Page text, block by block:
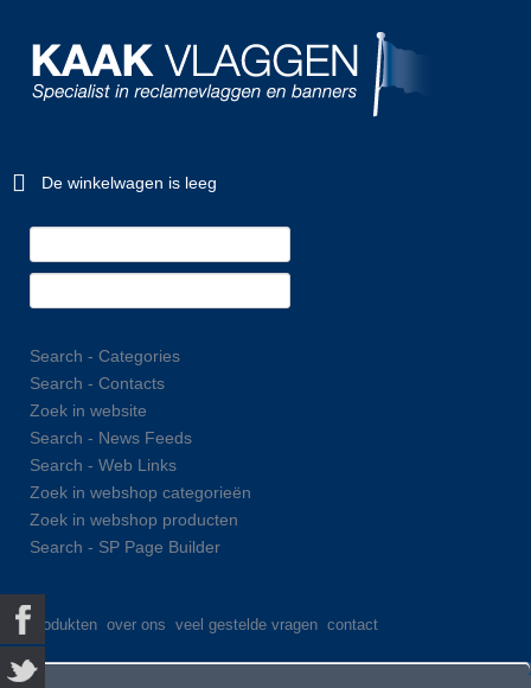
De winkelwagen is leeg
Search - Categories
Search - Contacts
Zoek in website
Search - News Feeds
Search - Web Links
Zoek in webshop categorieën
Zoek in webshop producten
Search - SP Page Builder
produkten over ons veel gestelde vragen contact